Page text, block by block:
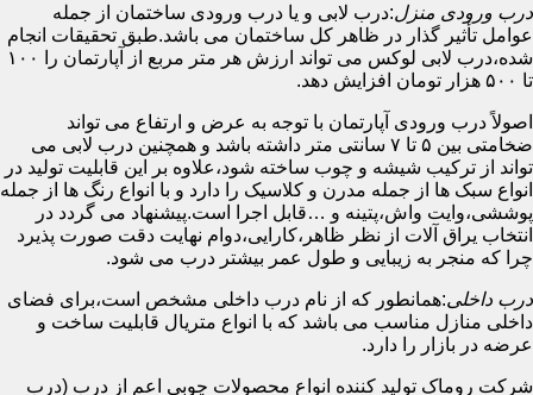
درب ورودی منزل:درب لابی و یا درب ورودی ساختمان از جمله
عوامل تأثیر گذار در ظاهر کل ساختمان می باشد.طبق تحقیقات انجام
شده،درب لابی لوکس می تواند ارزش هر متر مربع از آپارتمان را ۱۰۰
تا ۵۰۰ هزار تومان افزایش دهد.
اصولاً درب ورودی آپارتمان با توجه به عرض و ارتفاع می تواند
ضخامتی بین ۵ تا ۷ سانتی متر داشته باشد و همچنین درب لابی می
تواند از ترکیب شیشه و چوب ساخته شود،علاوه بر این قابلیت تولید در
انواع سبک ها از جمله مدرن و کلاسیک را دارد و با انواع رنگ ها از جمله
پوششی،وایت واش،پتینه و …قابل اجرا است.پیشنهاد می گردد در
انتخاب یراق آلات از نظر ظاهر،کارایی،دوام نهایت دقت صورت پذیرد
چرا که منجر به زیبایی و طول عمر بیشتر درب می شود.
درب داخلی:همانطور که از نام درب داخلی مشخص است،برای فضای
داخلی منازل مناسب می باشد که با انواع متریال قابلیت ساخت و
عرضه در بازار را دارد.
شرکت روماک تولید کننده انواع محصولات چوبی اعم از درب (درب